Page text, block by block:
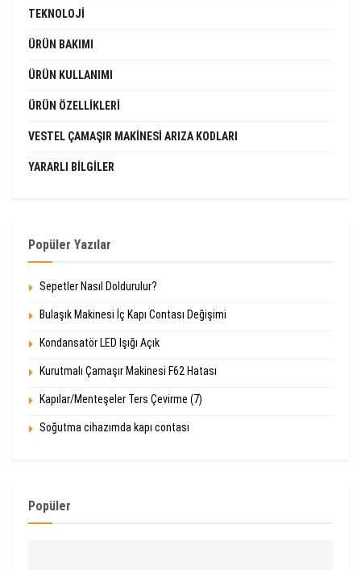
TEKNOLOJI
ÜRÜN BAKIMI
ÜRÜN KULLANIMI
ÜRÜN ÖZELLIKLERI
VESTEL ÇAMAŞIR MAKINESI ARIZA KODLARI
YARARLI BILGILER
Popüler Yazılar
Sepetler Nasıl Doldurulur?
Bulaşık Makinesi İç Kapı Contası Değişimi
Kondansatör LED Işığı Açık
Kurutmalı Çamaşır Makinesi F62 Hatası
Kapılar/Menteşeler Ters Çevirme (7)
Soğutma cihazımda kapı contası
Popüler